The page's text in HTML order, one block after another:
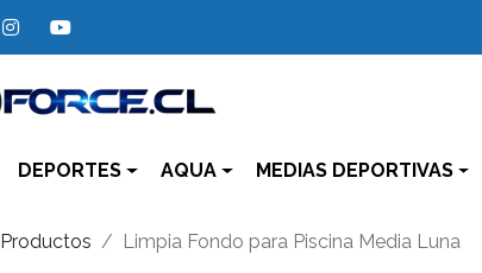
DEPORTES AQUA MEDIAS DEPORTIVAS
Productos Limpia Fondo para Piscina Media Luna